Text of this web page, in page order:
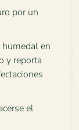
por un
en
y reporta
el